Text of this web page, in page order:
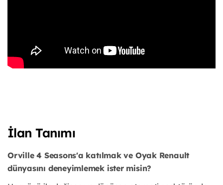
İlan Tanımı
Orville 4 Seasons'a katılmak ve Oyak Renault
dünyasını deneyimlemek ister misin?